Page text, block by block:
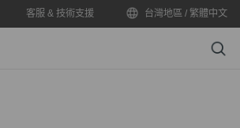
客服 & 技術支援 台灣地區 / 繁體中文
Search